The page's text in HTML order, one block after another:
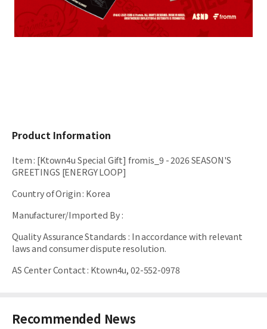
Product Information
Item: [Ktown4u Special Gift] fromis_9 - 2026 SEASON'S
GREETINGS [ENERGY LOOP]
Country of Origin: Korea
Manufacturer/Imported By:
Quality Assurance Standards : In accordance with relevant
laws and consumer dispute resolution.
AS Center Contact: Ktown4u, 02-552-0978
Recommended News